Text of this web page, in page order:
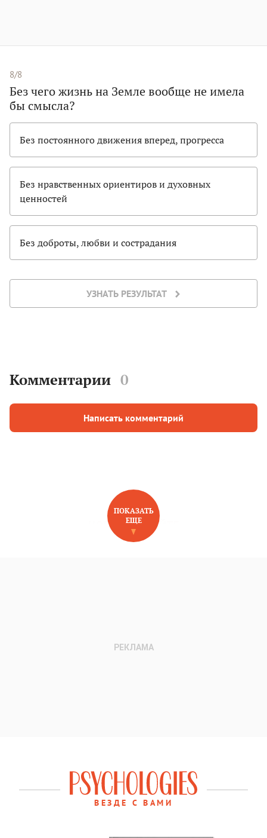
8/8
Без чего жизнь на Земле вообще не имела
бы смысла?
Без постоянного движения вперед, прогресса
Без нравственных ориентиров и духовных
ценностей
Без доброты, любви и сострадания
УЗНАТЬ РЕЗУЛЬТАТ
Комментарии 0
Написать комментарий
НОВОЕ НА САЙТЕ
ПОКАЗАТЬ
ЕЩЕ
ВЕЗДЕ С ВАМИ